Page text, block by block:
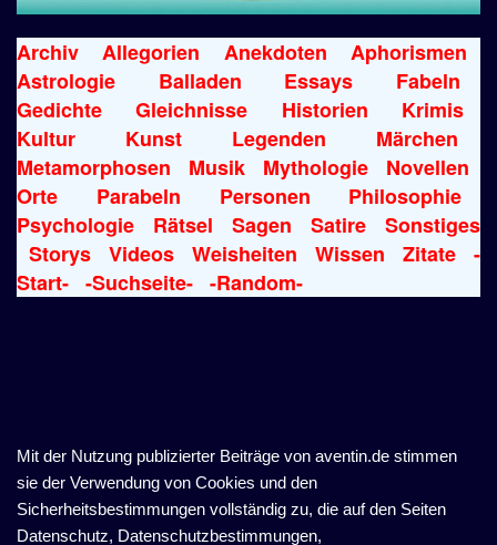
Archiv Allegorien Anekdoten
Aphorismen
Astrologie
Balladen Essays
Fabeln
Gedichte
Gleichnisse Historien
Krimis
Kultur
Kunst Legenden
Märchen
Metamorphosen
Musik Mythologie
Novellen
Orte
Parabeln Personen
Philosophie
Psychologie
Rätsel Sagen Satire
Sonstiges
Storys
Videos Weisheiten Wissen Zitate
-
Start- -Suchseite- -Random-
Mit der Nutzung publizierter Beiträge von aventin.de stimmen
sie der Verwendung von Cookies und den
Sicherheitsbestimmungen vollständig zu, die auf den Seiten
Datenschutz, Datenschutzbestimmungen,